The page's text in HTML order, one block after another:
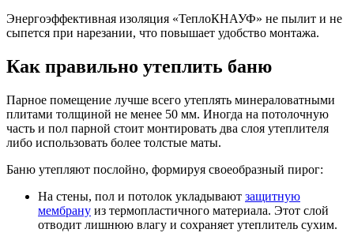
Энергоэффективная изоляция «ТеплоКНАУФ» не пылит и не
сыпется при нарезании, что повышает удобство монтажа.
Как правильно утеплить баню
Парное помещение лучше всего утеплять минераловатными
плитами толщиной не менее 50 мм. Иногда на потолочную
часть и пол парной стоит монтировать два слоя утеплителя
либо использовать более толстые маты.
Баню утепляют послойно, формируя своеобразный пирог:
На стены, пол и потолок укладывают защитную
мембрану из термопластичного материала. Этот слой
отводит лишнюю влагу и сохраняет утеплитель сухим.